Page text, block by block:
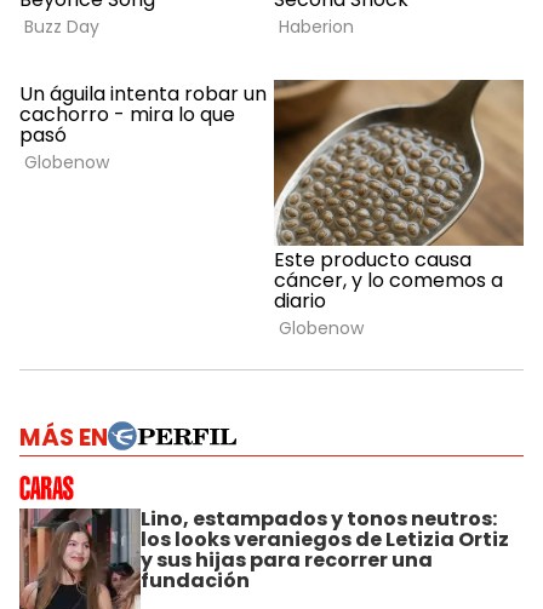
MÁS EN
Lino, estampados y tonos neutros:
los looks veraniegos de Letizia Ortiz
y sus hijas para recorrer una
fundación